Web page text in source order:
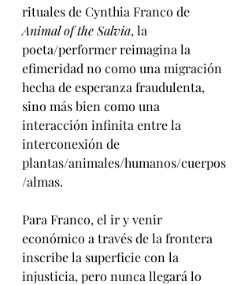
rituales de Cynthia Franco de
Animal of the Salvia, la
poeta/performer reimagina la
efimeridad no como una migración
hecha de esperanza fraudulenta,
sino más bien como una
interacción infinita entre la
interconexión de
plantas/animales/humanos/cuerpos
/almas.
Para Franco, el ir y venir
económico a través de la frontera
inscribe la superficie con la
injusticia, pero nunca llegará lo